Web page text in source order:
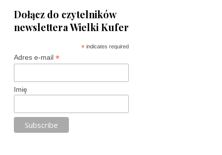
Dołącz do czytelników
newslettera Wielki Kufer
* indicates required
Adres e-mail *
Imię